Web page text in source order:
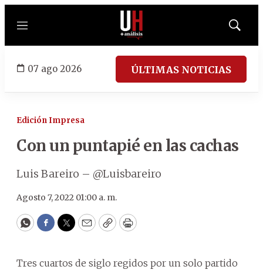
Menú
Mostrar
07 ago 2026 ÚLTIMAS NOTICIAS
Edición Impresa
Con un puntapié en las cachas
Luis Bareiro – @Luisbareiro
Agosto 7, 2022 01:00 a. m.
WhatsApp
Facebook
Twitter
EmailCopyPrint
Tres cuartos de siglo regidos por un solo partido